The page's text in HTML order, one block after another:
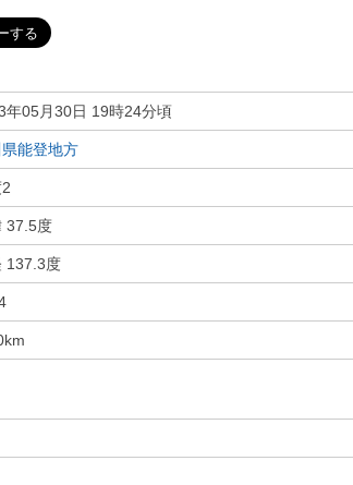
年05月30日 19時24分頃
能登地方
37.5度
137.3度